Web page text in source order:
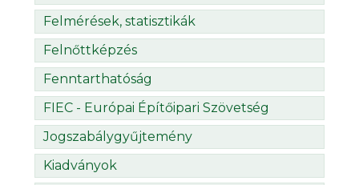
Felmérések, statisztikák
Felnőttképzés
Fenntarthatóság
FIEC - Európai Építőipari Szövetség
Jogszabálygyűjtemény
Kiadványok